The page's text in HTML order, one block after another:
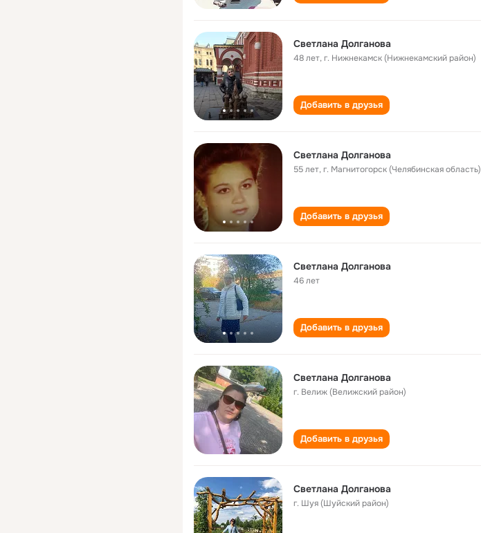
Светлана Долганова
48 лет,г. Нижнекамск (Нижнекамский район)
Добавить в друзья
Светлана Долганова
55 лет,г. Магнитогорск (Челябинская область)
Добавить в друзья
Светлана Долганова
46 лет
Добавить в друзья
Светлана Долганова
г. Велиж (Велижский район)
Добавить в друзья
Светлана Долганова
г. Шуя (Шуйский район)